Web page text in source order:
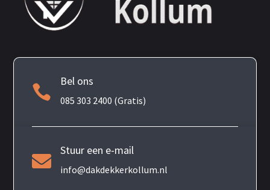

Bel ons
085 303 2400 (Gratis)

Stuur een e-mail
info@dakdekkerkollum.nl